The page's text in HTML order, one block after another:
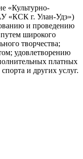
«Культурно-
«КСК г. Улан-Удэ»)
и проведению
широкого
творчества;
удовлетворению
платных
и других услуг.